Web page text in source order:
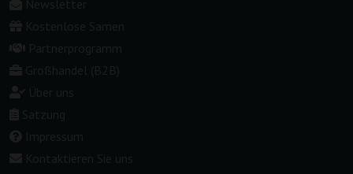
Newsletter
Kostenlose Samen
Partnerprogramm
Großhandel (B2B)
Über uns
Satzung
Impressum
Kontaktieren Sie uns